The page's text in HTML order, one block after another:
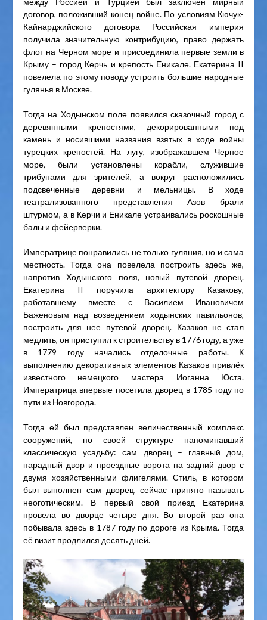
договор, положивший конец войне. По условиям Кючук-
Кайнарджийского договора Российская империя
получила значительную контрибуцию, право держать
флот на Черном море и присоединила первые земли в
Крыму – город Керчь и крепость Еникале. Екатерина II
повелела по этому поводу устроить большие народные
гулянья в Москве.
Тогда на Ходынском поле появился сказочный город с
деревянными крепостями, декорированными под
камень и носившими названия взятых в ходе войны
турецких крепостей. На лугу, изображавшем Черное
море, были установлены корабли, служившие
трибунами для зрителей, а вокруг расположились
подсвеченные деревни и мельницы. В ходе
театрализованного представления Азов брали
штурмом, а в Керчи и Еникале устраивались роскошные
балы и фейерверки.
Императрице понравились не только гуляния, но и сама
местность. Тогда она повелела построить здесь же,
напротив Ходынского поля, новый путевой дворец.
Екатерина II поручила архитектору Казакову,
работавшему вместе с Василием Ивановичем
Баженовым над возведением ходынских павильонов,
построить для нее путевой дворец. Казаков не стал
медлить, он приступил к строительству в 1776 году, а уже
в 1779 году начались отделочные работы. К
выполнению декоративных элементов Казаков привлёк
известного немецкого мастера Иоганна Юста.
Императрица впервые посетила дворец в 1785 году по
пути из Новгорода.
Тогда ей был представлен величественный комплекс
сооружений, по своей структуре напоминавший
классическую усадьбу: сам дворец – главный дом,
парадный двор и проездные ворота на задний двор с
двумя хозяйственными флигелями. Стиль, в котором
был выполнен сам дворец, сейчас принято называть
неоготическим. В первый свой приезд Екатерина
провела во дворце четыре дня. Во второй раз она
побывала здесь в 1787 году по дороге из Крыма. Тогда
её визит продлился десять дней.